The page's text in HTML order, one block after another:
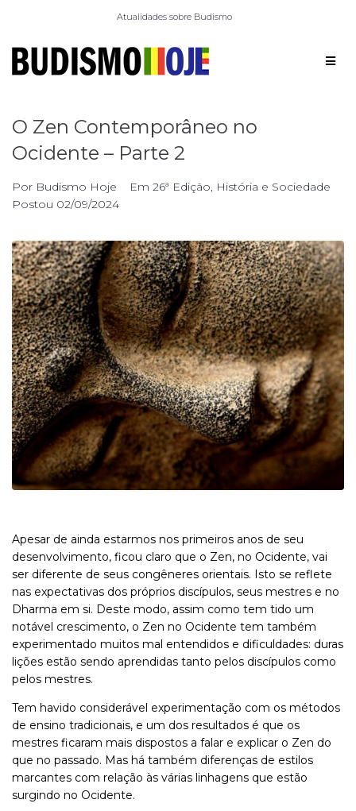
Atualidades sobre Budismo
O Zen Contemporâneo no
Ocidente – Parte 2
Por Budismo Hoje Em 26ª Edição, História e Sociedade
Postou 02/09/2024
Apesar de ainda estarmos nos primeiros anos de seu
desenvolvimento, ficou claro que o Zen, no Ocidente, vai
ser diferente de seus congêneres orientais. Isto se reflete
nas expectativas dos próprios discípulos, seus mestres e no
Dharma em si. Deste modo, assim como tem tido um
notável crescimento, o Zen no Ocidente tem também
experimentado muitos mal entendidos e dificuldades: duras
lições estão sendo aprendidas tanto pelos discípulos como
pelos mestres.
Tem havido considerável experimentação com os métodos
de ensino tradicionais, e um dos resultados é que os
mestres ficaram mais dispostos a falar e explicar o Zen do
que no passado. Mas há também diferenças de estilos
marcantes com relação às várias linhagens que estão
surgindo no Ocidente.